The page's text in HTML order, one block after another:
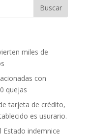
miles de
con
quejas
tarjeta de crédito,
es usurario.
Estado indemnice